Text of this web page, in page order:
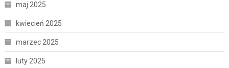
maj 2025
kwiecień 2025
marzec 2025
luty 2025